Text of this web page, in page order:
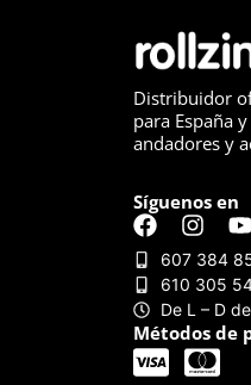
Distribuidor
para España
andadores y
Síguenos en
607 384
610 305
De L – D
Métodos de